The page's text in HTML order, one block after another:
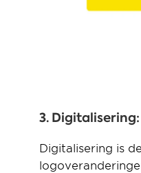
3.
Digitalisering is